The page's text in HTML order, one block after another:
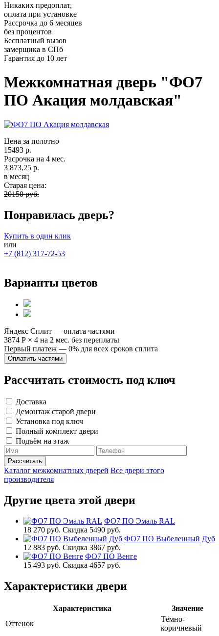
Никаких предоплат,
оплата при установке
Рассрочка до 6 месяцев
без процентов
Бесплатный вызов
замерщика в СПб
Гарантия до 10 лет
Межкомнатная дверь "ФО7
ПО Акация молдавская"
Цена за полотно
15493 р.
Расрочка на 4 мес.
3 873,25 р.
в месяц
Старая цена:
20150 руб.
Понравилась дверь?
Купить в один клик
или
+7 (812) 317-72-53
Варианты цветов
Яндекс Сплит — оплата частями
3874 Р × 4 на 2 мес. без переплаты
Первый платеж — 0% для всех сроков сплита
Оплатить частями
Рассчитать стоимость под ключ
Доставка
Демонтаж старой двери
Установка под ключ
Полный комплект двери
Подъём на этаж
Каталог межкомнатных дверей Все двери этого
производителя
Другие цвета этой двери
ФО7 ПО Эмаль RAL
18 270 руб. Скидка 5490 руб.
ФО7 ПО Выбеленный Дуб
12 883 руб. Скидка 3867 руб.
ФО7 ПО Венге
15 493 руб. Скидка 4657 руб.
Характеристики двери
Характеристика
Значение
Оттенок
Тёмно-
коричневый